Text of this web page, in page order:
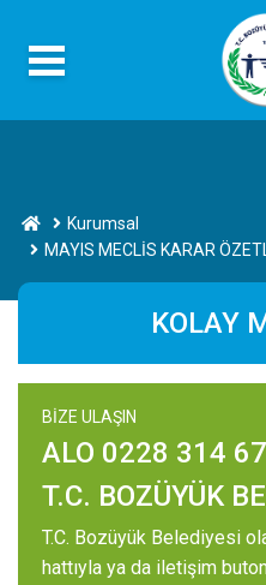
Kurumsal
MAYIS MECLİS KARAR
KOLAY
BİZE ULAŞIN
ALO 0228 314
T.C. BOZÜYÜK
T.C. Bozüyük Belediyesi
hattıyla ya da iletişim